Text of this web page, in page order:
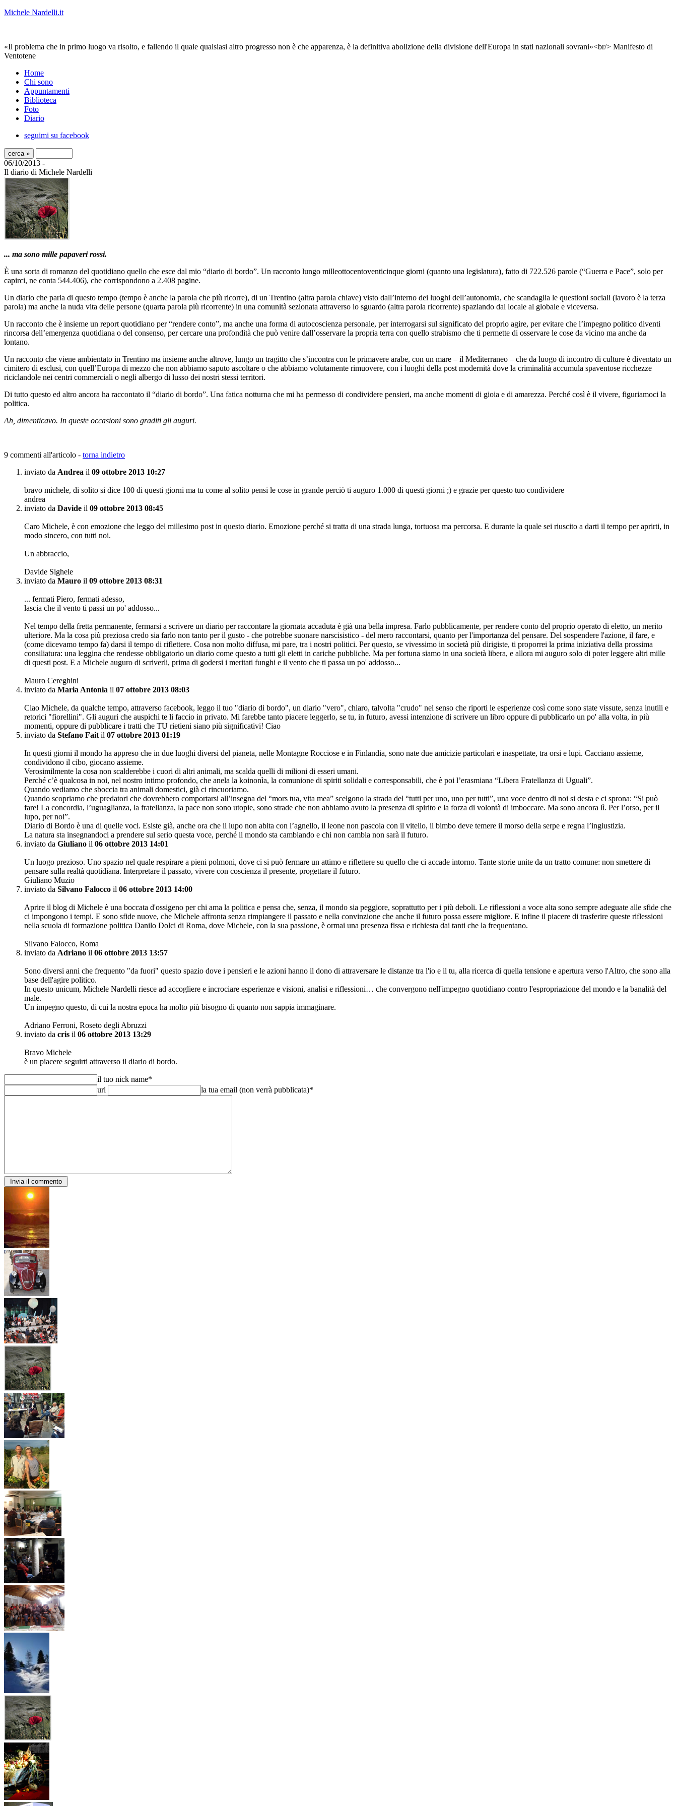
Michele Nardelli.it
«Il problema che in primo luogo va risolto, e fallendo il quale qualsiasi altro progresso non è che apparenza, è la definitiva abolizione della divisione dell'Europa in stati nazionali sovrani»<br/> Manifesto di
Ventotene
Home
Chi sono
Appuntamenti
Biblioteca
Foto
Diario
seguimi su facebook
06/10/2013 -
Il diario di Michele Nardelli
... ma sono mille papaveri rossi.
È una sorta di romanzo del quotidiano quello che esce dal mio “diario di bordo”. Un racconto lungo milleottocentoventicinque giorni (quanto una legislatura), fatto di 722.526 parole (“Guerra e Pace”, solo per
capirci, ne conta 544.406), che corrispondono a 2.408 pagine.
Un diario che parla di questo tempo (tempo è anche la parola che più ricorre), di un Trentino (altra parola chiave) visto dall’interno dei luoghi dell’autonomia, che scandaglia le questioni sociali (lavoro è la terza
parola) ma anche la nuda vita delle persone (quarta parola più ricorrente) in una comunità sezionata attraverso lo sguardo (altra parola ricorrente) spaziando dal locale al globale e viceversa.
Un racconto che è insieme un report quotidiano per “rendere conto”, ma anche una forma di autocoscienza personale, per interrogarsi sul significato del proprio agire, per evitare che l’impegno politico diventi
rincorsa dell’emergenza quotidiana o del consenso, per cercare una profondità che può venire dall’osservare la propria terra con quello strabismo che ti permette di osservare le cose da vicino ma anche da
lontano.
Un racconto che viene ambientato in Trentino ma insieme anche altrove, lungo un tragitto che s’incontra con le primavere arabe, con un mare – il Mediterraneo – che da luogo di incontro di culture è diventato un
cimitero di esclusi, con quell’Europa di mezzo che non abbiamo saputo ascoltare o che abbiamo volutamente rimuovere, con i luoghi della post modernità dove la criminalità accumula spaventose ricchezze
riciclandole nei centri commerciali o negli albergo di lusso dei nostri stessi territori.
Di tutto questo ed altro ancora ha raccontato il “diario di bordo”. Una fatica notturna che mi ha permesso di condividere pensieri, ma anche momenti di gioia e di amarezza. Perché così è il vivere, figuriamoci la
politica.
Ah, dimenticavo. In queste occasioni sono graditi gli auguri.
9 commenti all'articolo - torna indietro
inviato da Andrea il 09 ottobre 2013 10:27
bravo michele, di solito si dice 100 di questi giorni ma tu come al solito pensi le cose in grande perciò ti auguro 1.000 di questi giorni ;) e grazie per questo tuo condividere
andrea
inviato da Davide il 09 ottobre 2013 08:45
Caro Michele, è con emozione che leggo del millesimo post in questo diario. Emozione perché si tratta di una strada lunga, tortuosa ma percorsa. E durante la quale sei riuscito a darti il tempo per aprirti, in
modo sincero, con tutti noi.
Un abbraccio,
Davide Sighele
inviato da Mauro il 09 ottobre 2013 08:31
... fermati Piero, fermati adesso,
lascia che il vento ti passi un po' addosso...
Nel tempo della fretta permanente, fermarsi a scrivere un diario per raccontare la giornata accaduta è già una bella impresa. Farlo pubblicamente, per rendere conto del proprio operato di eletto, un merito
ulteriore. Ma la cosa più preziosa credo sia farlo non tanto per il gusto - che potrebbe suonare narscisistico - del mero raccontarsi, quanto per l'importanza del pensare. Del sospendere l'azione, il fare, e
(come dicevamo tempo fa) darsi il tempo di riflettere. Cosa non molto diffusa, mi pare, tra i nostri politici. Per questo, se vivessimo in società più dirigiste, ti proporrei la prima iniziativa della prossima
consiliatura: una leggina che rendesse obbligatorio un diario come questo a tutti gli eletti in cariche pubbliche. Ma per fortuna siamo in una società libera, e allora mi auguro solo di poter leggere altri mille
di questi post. E a Michele auguro di scriverli, prima di godersi i meritati funghi e il vento che ti passa un po' addosso...
Mauro Cereghini
inviato da Maria Antonia il 07 ottobre 2013 08:03
Ciao Michele, da qualche tempo, attraverso facebook, leggo il tuo "diario di bordo", un diario "vero", chiaro, talvolta "crudo" nel senso che riporti le esperienze così come sono state vissute, senza inutili e
retorici "fiorellini". Gli auguri che auspichi te li faccio in privato. Mi farebbe tanto piacere leggerlo, se tu, in futuro, avessi intenzione di scrivere un libro oppure di pubblicarlo un po' alla volta, in più
momenti, oppure di pubblicare i tratti che TU rietieni siano più significativi! Ciao
inviato da Stefano Fait il 07 ottobre 2013 01:19
In questi giorni il mondo ha appreso che in due luoghi diversi del pianeta, nelle Montagne Rocciose e in Finlandia, sono nate due amicizie particolari e inaspettate, tra orsi e lupi. Cacciano assieme,
condividono il cibo, giocano assieme.
Verosimilmente la cosa non scalderebbe i cuori di altri animali, ma scalda quelli di milioni di esseri umani.
Perché c’è qualcosa in noi, nel nostro intimo profondo, che anela la koinonìa, la comunione di spiriti solidali e corresponsabili, che è poi l’erasmiana “Libera Fratellanza di Uguali”.
Quando vediamo che sboccia tra animali domestici, già ci rincuoriamo.
Quando scopriamo che predatori che dovrebbero comportarsi all’insegna del “mors tua, vita mea” scelgono la strada del “tutti per uno, uno per tutti”, una voce dentro di noi si desta e ci sprona: “Si può
fare! La concordia, l’uguaglianza, la fratellanza, la pace non sono utopie, sono strade che non abbiamo avuto la presenza di spirito e la forza di volontà di imboccare. Ma sono ancora lì. Per l’orso, per il
lupo, per noi”.
Diario di Bordo è una di quelle voci. Esiste già, anche ora che il lupo non abita con l’agnello, il leone non pascola con il vitello, il bimbo deve temere il morso della serpe e regna l’ingiustizia.
La natura sta insegnandoci a prendere sul serio questa voce, perché il mondo sta cambiando e chi non cambia non sarà il futuro.
inviato da Giuliano il 06 ottobre 2013 14:01
Un luogo prezioso. Uno spazio nel quale respirare a pieni polmoni, dove ci si può fermare un attimo e riflettere su quello che ci accade intorno. Tante storie unite da un tratto comune: non smettere di
pensare sulla realtà quotidiana. Interpretare il passato, vivere con coscienza il presente, progettare il futuro.
Giuliano Muzio
inviato da Silvano Falocco il 06 ottobre 2013 14:00
Aprire il blog di Michele è una boccata d'ossigeno per chi ama la politica e pensa che, senza, il mondo sia peggiore, soprattutto per i più deboli. Le riflessioni a voce alta sono sempre adeguate alle sfide che
ci impongono i tempi. E sono sfide nuove, che Michele affronta senza rimpiangere il passato e nella convinzione che anche il futuro possa essere migliore. E infine il piacere di trasferire queste riflessioni
nella scuola di formazione politica Danilo Dolci di Roma, dove Michele, con la sua passione, è ormai una presenza fissa e richiesta dai tanti che la frequentano.
Silvano Falocco, Roma
inviato da Adriano il 06 ottobre 2013 13:57
Sono diversi anni che frequento "da fuori" questo spazio dove i pensieri e le azioni hanno il dono di attraversare le distanze tra l'io e il tu, alla ricerca di quella tensione e apertura verso l'Altro, che sono alla
base dell'agire politico.
In questo unicum, Michele Nardelli riesce ad accogliere e incrociare esperienze e visioni, analisi e riflessioni… che convergono nell'impegno quotidiano contro l'espropriazione del mondo e la banalità del
male.
Un impegno questo, di cui la nostra epoca ha molto più bisogno di quanto non sappia immaginare.
Adriano Ferroni, Roseto degli Abruzzi
inviato da cris il 06 ottobre 2013 13:29
Bravo Michele
è un piacere seguirti attraverso il diario di bordo.
il tuo nick name*
url
la tua email (non verrà pubblicata)*